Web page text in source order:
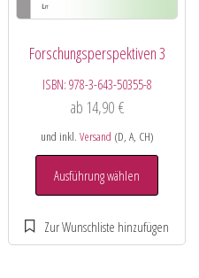
Forschungsperspektiven 3
ISBN: 978-3-643-50355-8
ab 14,90 €
und inkl. Versand (D, A, CH)
Ausführung wählen